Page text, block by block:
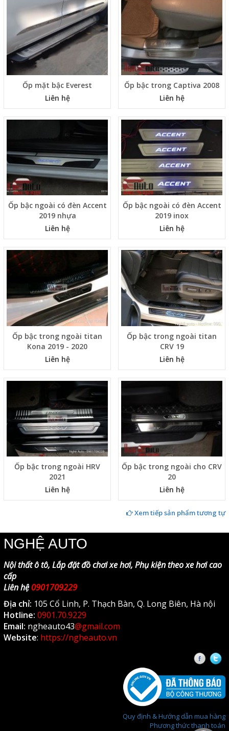
Ốp mặt bậc Everest
Liên hệ
Ốp bậc trong Captiva 2008
Liên hệ
Ốp bậc ngoài có đèn Accent
2019 nhựa
Liên hệ
Ốp bậc ngoài có đèn Accent
2019 inox
Liên hệ
Ốp bậc trong ngoài titan
Kona 2019 - 2020
Liên hệ
Ốp bậc trong ngoài titan
CRV 19
Liên hệ
Ốp bậc trong ngoài HRV
2021
Liên hệ
Ốp bậc trong ngoài cho CRV
20
Liên hệ
Xem tiếp sản phẩm tương tự
NGHỆ AUTO
Nội thất ô tô, Lắp đặt đồ chơi xe hơi, Phụ kiện theo xe hơi cao
cấp
Liên hệ 0901709229
Địa chỉ: 105 Cổ Linh, P. Thạch Bàn, Q. Long Biên, Hà nội
Hotline: 0901.70.9229
Email: ngheauto43@gmail.com
Website: https://ngheauto.vn
Quy định & Hướng dẫn mua hàng
Phương thức thanh toán